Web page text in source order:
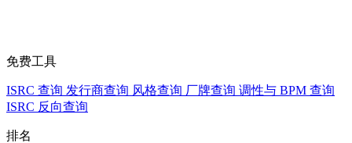
免费工具
ISRC 查询 发行商查询 风格查询 厂牌查询 调性与 BPM 查询
ISRC 反向查询
排名